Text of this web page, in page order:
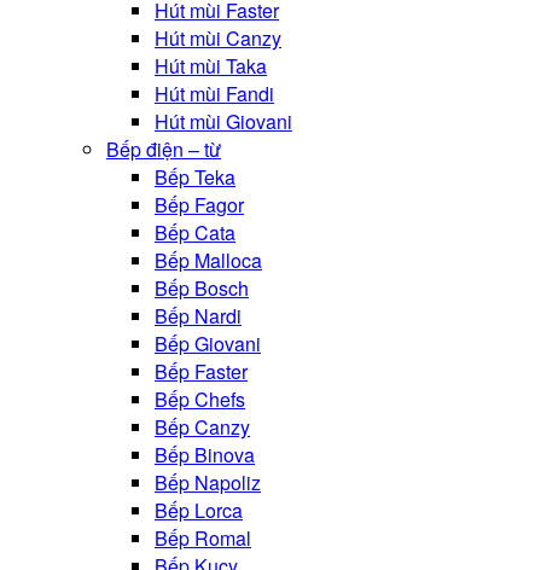
Hút mùi Faster
Hút mùi Canzy
Hút mùi Taka
Hút mùi Fandi
Hút mùi Giovani
Bếp điện – từ
Bếp Teka
Bếp Fagor
Bếp Cata
Bếp Malloca
Bếp Bosch
Bếp Nardi
Bếp Giovani
Bếp Faster
Bếp Chefs
Bếp Canzy
Bếp Binova
Bếp Napoliz
Bếp Lorca
Bếp Romal